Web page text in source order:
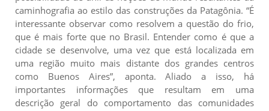
caminhografia ao estilo das construções da Patagônia. “É
interessante observar como resolvem a questão do frio,
que é mais forte que no Brasil. Entender como é que a
cidade se desenvolve, uma vez que está localizada em
uma região muito mais distante dos grandes centros
como Buenos Aires”, aponta. Aliado a isso, há
importantes informações que resultam em uma
descrição geral do comportamento das comunidades